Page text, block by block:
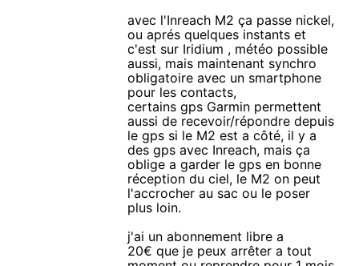
avec l'Inreach M2 ça passe nickel,
ou aprés quelques instants et
c'est sur Iridium , météo possible
aussi, mais maintenant synchro
obligatoire avec un smartphone
pour les contacts,
certains gps Garmin permettent
aussi de recevoir/répondre depuis
le gps si le M2 est a côté, il y a
des gps avec Inreach, mais ça
oblige a garder le gps en bonne
réception du ciel, le M2 on peut
l'accrocher au sac ou le poser
plus loin.
j'ai un abonnement libre a
20€ que je peux arrêter a tout